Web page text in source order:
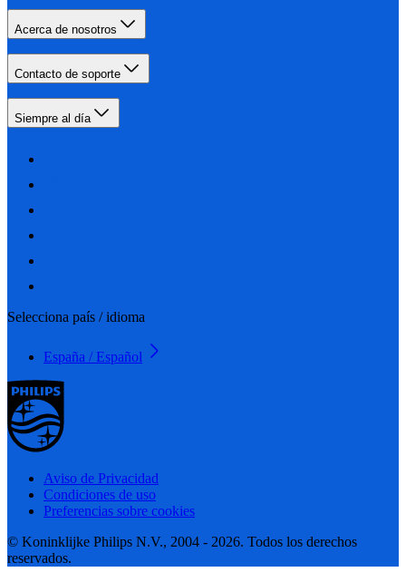
Acerca de nosotros
Contacto de soporte
Siempre al día
Selecciona país / idioma
España / Español
Aviso de Privacidad
Condiciones de uso
Preferencias sobre cookies
© Koninklijke Philips N.V., 2004 - 2026. Todos los derechos
reservados.